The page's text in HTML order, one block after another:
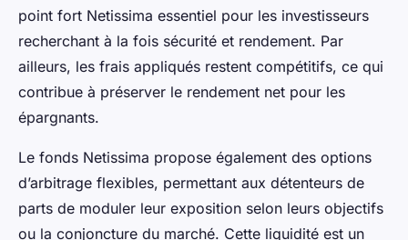
point fort Netissima essentiel pour les investisseurs
recherchant à la fois sécurité et rendement. Par
ailleurs, les frais appliqués restent compétitifs, ce qui
contribue à préserver le rendement net pour les
épargnants.
Le fonds Netissima propose également des options
d’arbitrage flexibles, permettant aux détenteurs de
parts de moduler leur exposition selon leurs objectifs
ou la conjoncture du marché. Cette liquidité est un